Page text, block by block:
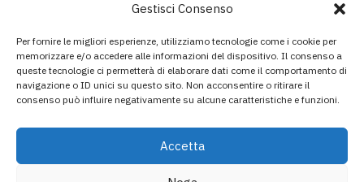
Gestisci Consenso
Per fornire le migliori esperienze, utilizziamo tecnologie come i cookie per
memorizzare e/o accedere alle informazioni del dispositivo. Il consenso a
queste tecnologie ci permetterà di elaborare dati come il comportamento di
navigazione o ID unici su questo sito. Non acconsentire o ritirare il
consenso può influire negativamente su alcune caratteristiche e funzioni.
Accetta
redazione@isolabergamascanews.it
info@italiacommunication.com
Telefono: 0345 41834